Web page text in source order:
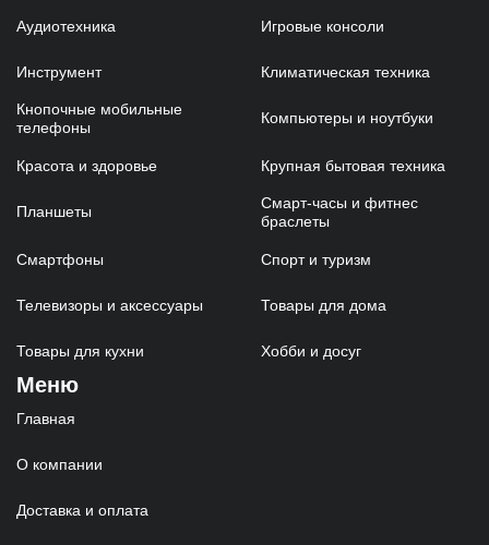
Аудиотехника Игровые консоли
Инструмент Климатическая техника
Кнопочные мобильные
телефоны
Компьютеры и ноутбуки
Красота и здоровье Крупная бытовая техника
Планшеты
Смарт-часы и фитнес
браслеты
Смартфоны Спорт и туризм
Телевизоры и аксессуары Товары для дома
Товары для кухни Хобби и досуг
Меню
Главная
О компании
Доставка и оплата